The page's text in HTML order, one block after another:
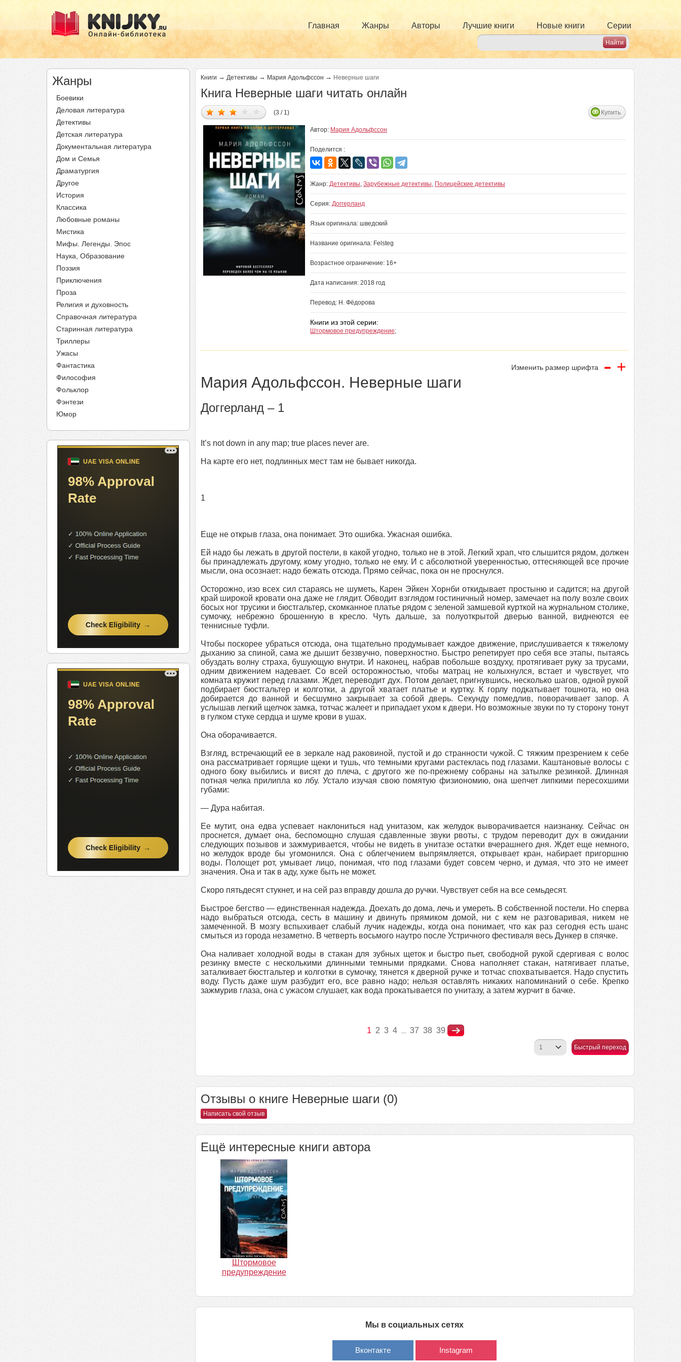
Главная Жанры Авторы Лучшие книги Новые книги Серии
Жанры
Боевики
Деловая литература
Детективы
Детская литература
Документальная литература
Дом и Семья
Драматургия
Другое
История
Классика
Любовные романы
Мистика
Мифы. Легенды. Эпос
Наука, Образование
Поэзия
Приключения
Проза
Религия и духовность
Справочная литература
Старинная литература
Триллеры
Ужасы
Фантастика
Философия
Фольклор
Фэнтези
Юмор
Книги → Детективы → Мария Адольфссон → Неверные шаги
Книга Неверные шаги читать онлайн
(3 / 1) Купить
Автор: Мария Адольфссон
Поделится :
Жанр: Детективы, Зарубежные детективы, Полицейские детективы
Серия: Доггерланд
Язык оригинала: шведский
Название оригинала: Felsteg
Возрастное ограничение: 16+
Дата написания: 2018 год
Перевод: Н. Фёдорова
Книги из этой серии:
Штормовое предупреждение;
Изменить размер шрифта - +
Мария Адольфссон. Неверные шаги
Доггерланд – 1
It’s not down in any map; true places never are.
На карте его нет, подлинных мест там не бывает никогда.
1
Еще не открыв глаза, она понимает. Это ошибка. Ужасная ошибка.
Ей надо бы лежать в другой постели, в какой угодно, только не в этой. Легкий храп, что слышится рядом, должен
бы принадлежать другому, кому угодно, только не ему. И с абсолютной уверенностью, оттесняющей все прочие
мысли, она осознает: надо бежать отсюда. Прямо сейчас, пока он не проснулся.
Осторожно, изо всех сил стараясь не шуметь, Карен Эйкен Хорнби откидывает простыню и садится; на другой
край широкой кровати она даже не глядит. Обводит взглядом гостиничный номер, замечает на полу возле своих
босых ног трусики и бюстгальтер, скомканное платье рядом с зеленой замшевой курткой на журнальном столике,
сумочку, небрежно брошенную в кресло. Чуть дальше, за полуоткрытой дверью ванной, виднеются ее
теннисные туфли.
Чтобы поскорее убраться отсюда, она тщательно продумывает каждое движение, прислушивается к тяжелому
дыханию за спиной, сама же дышит беззвучно, поверхностно. Быстро репетирует про себя все этапы, пытаясь
обуздать волну страха, бушующую внутри. И наконец, набрав побольше воздуху, протягивает руку за трусами,
одним движением надевает. Со всей осторожностью, чтобы матрац не колыхнулся, встает и чувствует, что
комната кружит перед глазами. Ждет, переводит дух. Потом делает, пригнувшись, несколько шагов, одной рукой
подбирает бюстгальтер и колготки, а другой хватает платье и куртку. К горлу подкатывает тошнота, но она
добирается до ванной и бесшумно закрывает за собой дверь. Секунду помедлив, поворачивает запор. А
услышав легкий щелчок замка, тотчас жалеет и припадает ухом к двери. Но возможные звуки по ту сторону тонут
в гулком стуке сердца и шуме крови в ушах.
Она оборачивается.
Взгляд, встречающий ее в зеркале над раковиной, пустой и до странности чужой. С тяжким презрением к себе
она рассматривает горящие щеки и тушь, что темными кругами растеклась под глазами. Каштановые волосы с
одного боку выбились и висят до плеча, с другого же по-прежнему собраны на затылке резинкой. Длинная
потная челка прилипла ко лбу. Устало изучая свою помятую физиономию, она шепчет липкими пересохшими
губами:
— Дура набитая.
Ее мутит, она едва успевает наклониться над унитазом, как желудок выворачивается наизнанку. Сейчас он
проснется, думает она, беспомощно слушая сдавленные звуки рвоты, с трудом переводит дух в ожидании
следующих позывов и зажмуривается, чтобы не видеть в унитазе остатки вчерашнего дня. Ждет еще немного,
но желудок вроде бы угомонился. Она с облегчением выпрямляется, открывает кран, набирает пригоршню
воды. Полощет рот, умывает лицо, понимая, что под глазами будет совсем черно, и думая, что это не имеет
значения. Она и так в аду, хуже быть не может.
Скоро пятьдесят стукнет, и на сей раз вправду дошла до ручки. Чувствует себя на все семьдесят.
Быстрое бегство — единственная надежда. Доехать до дома, лечь и умереть. В собственной постели. Но сперва
надо выбраться отсюда, сесть в машину и двинуть прямиком домой, ни с кем не разговаривая, никем не
замеченной. В мозгу вспыхивает слабый лучик надежды, когда она понимает, что как раз сегодня есть шанс
смыться из города незаметно. В четверть восьмого наутро после Устричного фестиваля весь Дункер в спячке.
Она наливает холодной воды в стакан для зубных щеток и быстро пьет, свободной рукой сдергивая с волос
резинку вместе с несколькими длинными темными прядками. Снова наполняет стакан, натягивает платье,
заталкивает бюстгальтер и колготки в сумочку, тянется к дверной ручке и тотчас спохватывается. Надо спустить
воду. Пусть даже шум разбудит его, все равно надо; нельзя оставлять никаких напоминаний о себе. Крепко
зажмурив глаза, она с ужасом слушает, как вода прокатывается по унитазу, а затем журчит в бачке.
1 2 3 4 ... 37 38 39
Быстрый переход
Отзывы о книге Неверные шаги (0)
Написать свой отзыв
Ещё интересные книги автора
Штормовое
предупреждение
Мы в социальных сетях
Вконтакте Instagram